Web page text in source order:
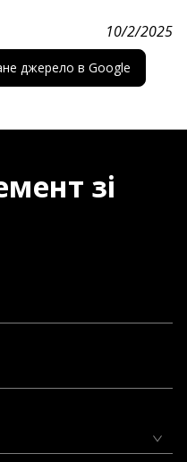
10/2/2025
джерело в Google
зі